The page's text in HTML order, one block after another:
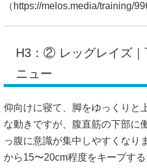
（ https://melos.media/training/
H3：② レッグレイズ｜
ニュー
仰向けに寝て、脚をゆっくりと
な動きですが、腹直筋の下部に
っ腹に意識が集中しやすくなり
から15〜20cm程度をキープす